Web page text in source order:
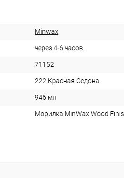
Minwax
через 4-6 часов.
71152
222 Красная Седона
946 мл
Морилка MinWax Wood